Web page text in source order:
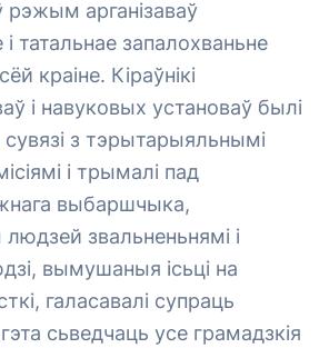
рэжым арганізаваў
татальнае запалохваньне
краіне. Кіраўнікі
і навуковых установаў былі
з тэрытарыяльнымі
і трымалі пад
выбаршчыка,
звальненьнямі і
вымушаныя ісьці на
галасавалі супраць
сьведчаць усе грамадзкія